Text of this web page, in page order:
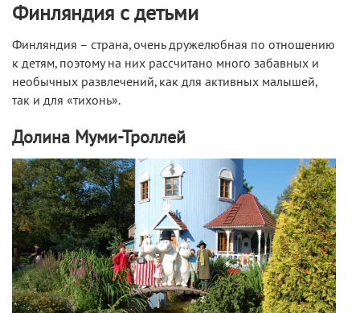
Финляндия с детьми
Финляндия – страна, очень дружелюбная по отношению
к детям, поэтому на них рассчитано много забавных и
необычных развлечений, как для активных малышей,
так и для «тихонь».
Долина Муми-Троллей